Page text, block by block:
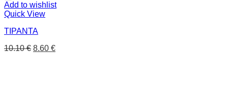
Add to wishlist
Quick View
ΤΙΡΑΝΤΑ
10.10€ 8.60 €